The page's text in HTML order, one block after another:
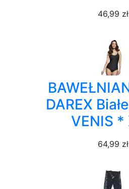
46,99 zł
DAREX
VENIS *
64,99 zł